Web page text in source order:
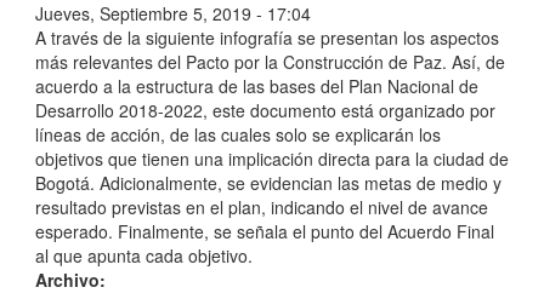
Jueves, Septiembre 5, 2019 - 17:04
A través de la siguiente infografía se presentan los aspectos
más relevantes del Pacto por la Construcción de Paz. Así, de
acuerdo a la estructura de las bases del Plan Nacional de
Desarrollo 2018-2022, este documento está organizado por
líneas de acción, de las cuales solo se explicarán los
objetivos que tienen una implicación directa para la ciudad de
Bogotá. Adicionalmente, se evidencian las metas de medio y
resultado previstas en el plan, indicando el nivel de avance
esperado. Finalmente, se señala el punto del Acuerdo Final
al que apunta cada objetivo.
Archivo